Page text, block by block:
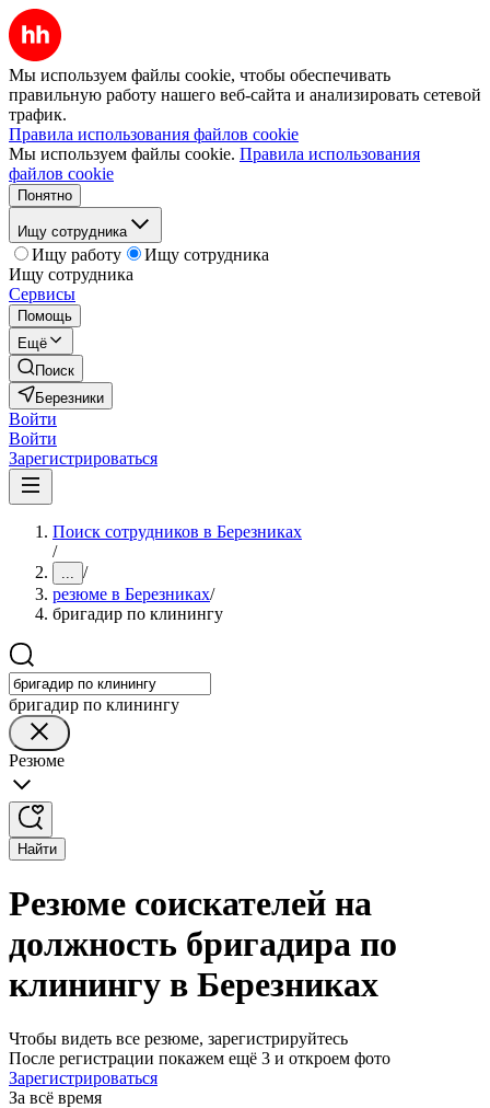
Мы используем файлы cookie, чтобы обеспечивать
правильную работу нашего веб-сайта и анализировать сетевой
трафик.
Правила использования файлов cookie
Мы используем файлы cookie. Правила использования
файлов cookie
Понятно
Ищу сотрудника
Ищу работу
Ищу сотрудника
Ищу сотрудника
Сервисы
Помощь
Ещё
Поиск
Березники
Войти
Войти
Зарегистрироваться
Поиск сотрудников в Березниках
/
... /
резюме в Березниках/
бригадир по клинингу
бригадир по клинингу
Резюме
Найти
Резюме соискателей на
должность бригадира по
клинингу в Березниках
Чтобы видеть все резюме, зарегистрируйтесь
После регистрации покажем ещё 3 и откроем фото
Зарегистрироваться
За всё время